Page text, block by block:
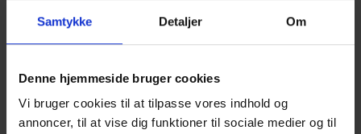
Samtykke Detaljer Om
Denne hjemmeside bruger cookies
Vi bruger cookies til at tilpasse vores indhold og
annoncer, til at vise dig funktioner til sociale medier og til
40 cm længere pressekammer, kraftigere hydrauliske
er sidevæggenes omdrejningspunkt flyttet længere bagud,
hvilket skaber mere friktion på siderne og bidrager til den
samlede effektivitet.